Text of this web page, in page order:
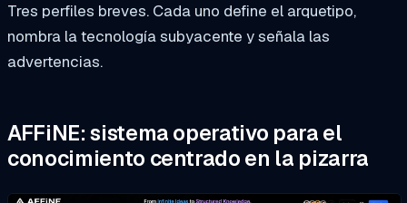
Tres perfiles breves. Cada uno define el arquetipo,
nombra la tecnología subyacente y señala las
advertencias.
AFFiNE: sistema operativo para el
conocimiento centrado en la pizarra